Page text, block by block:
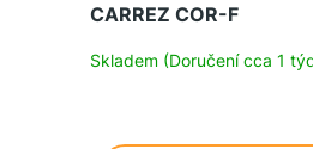
CARREZ COR-F
Skladem (Doručení cca 1